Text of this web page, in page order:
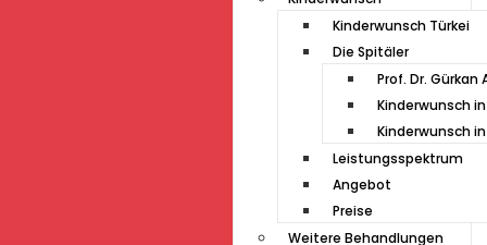
Kinderwunsch Türkei
Die Spitäler
Prof. Dr. Gürkan
Kinderwunsch
Kinderwunsch
Leistungsspektrum
Angebot
Preise
Weitere Behandlungen